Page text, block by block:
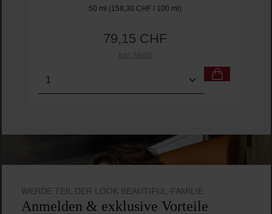
50 ml (158,30 CHF / 100 ml)
Regulärer Preis:
79,15 CHF
Inkl. MwSt
Produkt Anzahl: Gib den gewünschten Wert
WERDE TEIL DER LOOK BEAUTIFUL-FAMILIE
Anmelden & exklusive Vorteile